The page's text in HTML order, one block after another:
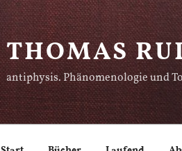
THOMAS
antiphysis. Phänomenologie und